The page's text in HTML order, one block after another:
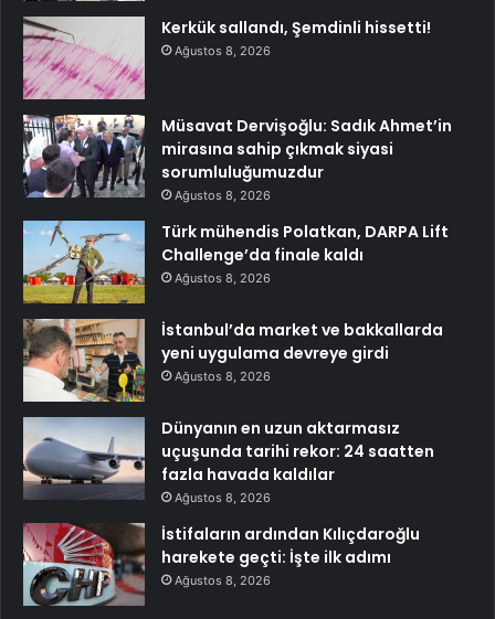
Kerkük sallandı, Şemdinli hissetti!
Ağustos 8, 2026
Müsavat Dervişoğlu: Sadık Ahmet’in
mirasına sahip çıkmak siyasi
sorumluluğumuzdur
Ağustos 8, 2026
Türk mühendis Polatkan, DARPA Lift
Challenge’da finale kaldı
Ağustos 8, 2026
İstanbul’da market ve bakkallarda
yeni uygulama devreye girdi
Ağustos 8, 2026
Dünyanın en uzun aktarmasız
uçuşunda tarihi rekor: 24 saatten
fazla havada kaldılar
Ağustos 8, 2026
İstifaların ardından Kılıçdaroğlu
harekete geçti: İşte ilk adımı
Ağustos 8, 2026